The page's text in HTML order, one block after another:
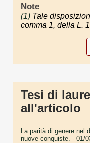
Note
(1) Tale
comma 1, della L.
Tesi di
all'articolo
La parità di genere nel
nuove conquiste. - 01/